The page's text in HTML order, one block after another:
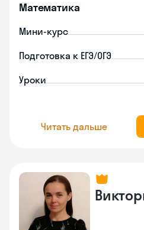
Математика
Мини-курс
Подготовка к ЕГЭ/ОГЭ
Уроки
Читать дальше